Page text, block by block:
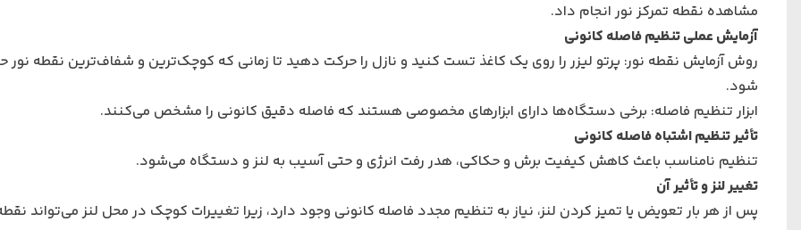
مشاهده نقطه تمرکز نور انجام داد.
آزمایش عملی تنظیم فاصله کانونی
روش آزمایش نقطه نور: پرتو لیزر را روی یک کاغذ تست کنید و نازل را حرکت دهید تا زمانی که کوچک‌ترین و شفاف‌ترین نقطه نور
شود.
ابزار تنظیم فاصله: برخی دستگاه‌ها دارای ابزارهای مخصوصی هستند که فاصله دقیق کانونی را مشخص می‌کنند.
تأثیر تنظیم اشتباه فاصله کانونی
تنظیم نامناسب باعث کاهش کیفیت برش و حکاکی، هدر رفت انرژی و حتی آسیب به لنز و دستگاه می‌شود.
تغییر لنز و تأثیر آن
پس از هر بار تعویض یا تمیز کردن لنز، نیاز به تنظیم مجدد فاصله کانونی وجود دارد، زیرا تغییرات کوچک در محل لنز می‌تواند